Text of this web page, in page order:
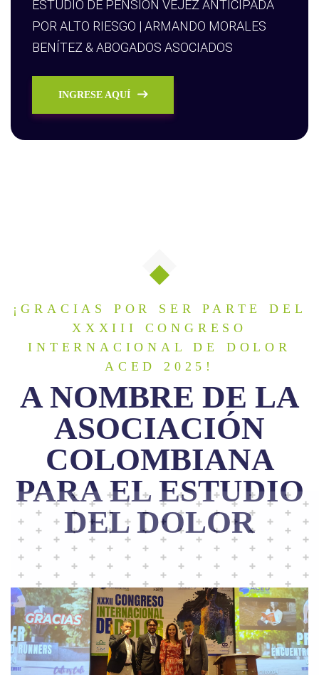
ESTUDIO DE PENSIÓN VEJEZ ANTICIPADA
POR ALTO RIESGO | ARMANDO MORALES
BENÍTEZ & ABOGADOS ASOCIADOS
INGRESE AQUÍ
¡GRACIAS POR SER PARTE DEL
XXXIII CONGRESO
INTERNACIONAL DE DOLOR
ACED 2025!
A NOMBRE DE LA
ASOCIACIÓN
COLOMBIANA
PARA EL ESTUDIO
DEL DOLOR